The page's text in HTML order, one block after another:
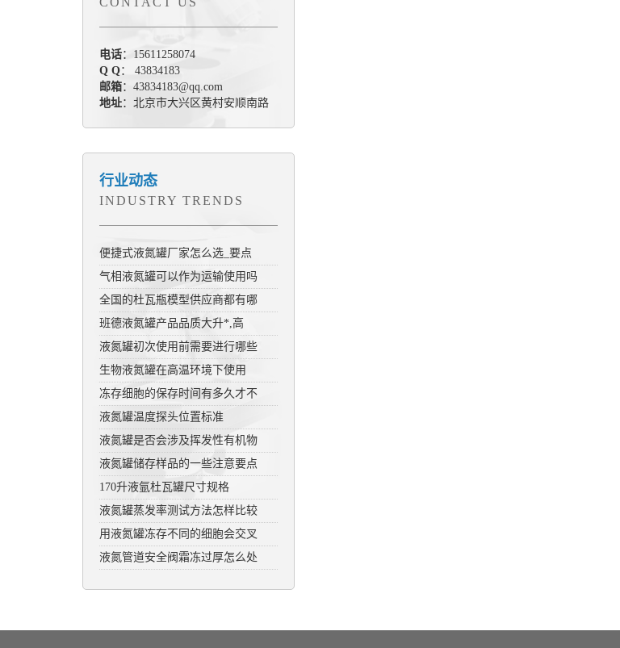
电话：15611258074
Q Q： 43834183
邮箱：43834183@qq.com
地址：北京市大兴区黄村安顺南路
行业动态
INDUSTRY TRENDS
便捷式液氮罐厂家怎么选_要点
气相液氮罐可以作为运输使用吗
全国的杜瓦瓶模型供应商都有哪
班德液氮罐产品品质大升*,高
液氮罐初次使用前需要进行哪些
生物液氮罐在高温环境下使用
冻存细胞的保存时间有多久才不
液氮罐温度探头位置标准
液氮罐是否会涉及挥发性有机物
液氮罐储存样品的一些注意要点
170升液氩杜瓦罐尺寸规格
液氮罐蒸发率测试方法怎样比较
用液氮罐冻存不同的细胞会交叉
液氮管道安全阀霜冻过厚怎么处